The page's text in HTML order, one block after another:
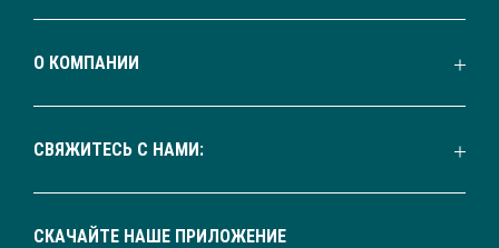
О КОМПАНИИ
СВЯЖИТЕСЬ С НАМИ:
СКАЧАЙТЕ НАШЕ ПРИЛОЖЕНИЕ